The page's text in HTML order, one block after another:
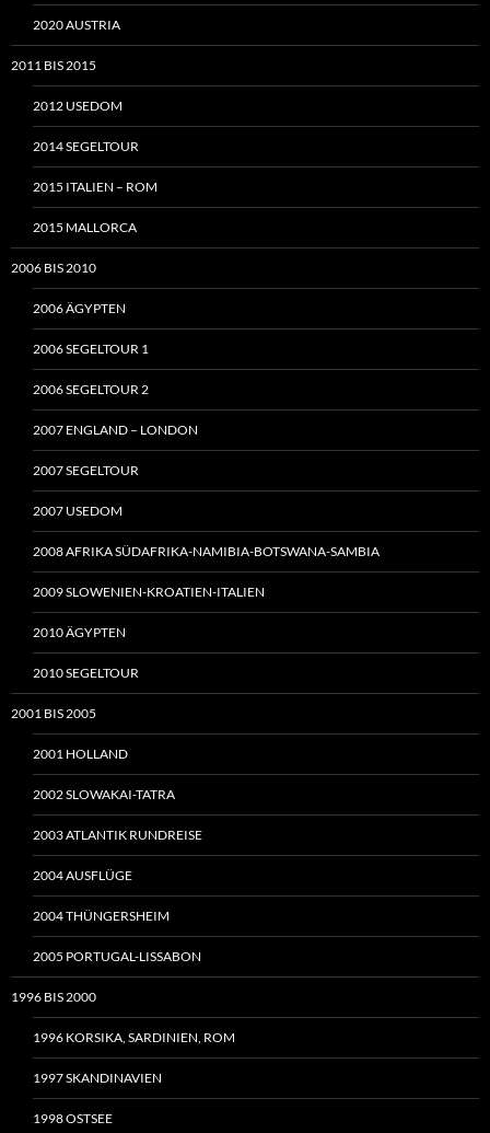
2020 AUSTRIA
2011 BIS 2015
2012 USEDOM
2014 SEGELTOUR
2015 ITALIEN – ROM
2015 MALLORCA
2006 BIS 2010
2006 ÄGYPTEN
2006 SEGELTOUR 1
2006 SEGELTOUR 2
2007 ENGLAND – LONDON
2007 SEGELTOUR
2007 USEDOM
2008 AFRIKA SÜDAFRIKA-NAMIBIA-BOTSWANA-SAMBIA
2009 SLOWENIEN-KROATIEN-ITALIEN
2010 ÄGYPTEN
2010 SEGELTOUR
2001 BIS 2005
2001 HOLLAND
2002 SLOWAKAI-TATRA
2003 ATLANTIK RUNDREISE
2004 AUSFLÜGE
2004 THÜNGERSHEIM
2005 PORTUGAL-LISSABON
1996 BIS 2000
1996 KORSIKA, SARDINIEN, ROM
1997 SKANDINAVIEN
1998 OSTSEE